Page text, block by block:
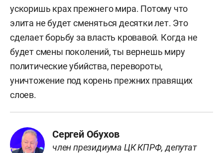
ускоришь крах прежнего мира. Потому что
элита не будет сменяться десятки лет. Это
сделает борьбу за власть кровавой. Когда не
будет смены поколений, ты вернешь миру
политические убийства, перевороты,
уничтожение под корень прежних правящих
слоев.
Сергей Обухов
член президиума ЦК КПРФ, депутат